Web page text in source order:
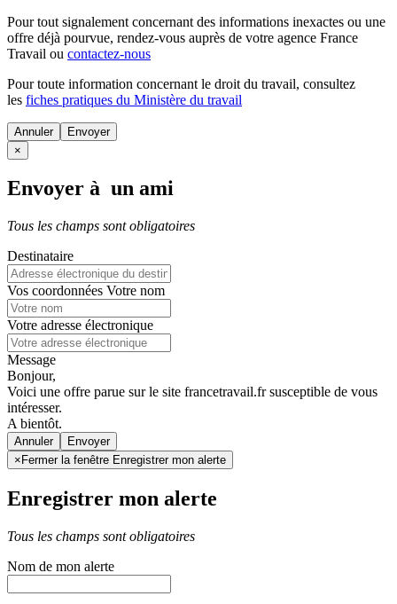
Pour tout signalement concernant des informations inexactes ou une
offre déjà pourvue, rendez-vous auprès de votre agence France
Travail ou contactez-nous
Pour toute information concernant le droit du travail, consultez
les fiches pratiques du Ministère du travail
Annuler
×
Envoyer à un ami
Tous les champs sont obligatoires
Destinataire
Vos coordonnées Votre nom
Votre adresse électronique
Message
Bonjour,
Voici une offre parue sur le site francetravail.fr susceptible de vous
intéresser.
A bientôt.
Annuler
× Fermer la fenêtre Enregistrer mon alerte
Enregistrer mon alerte
Tous les champs sont obligatoires
Nom de mon alerte